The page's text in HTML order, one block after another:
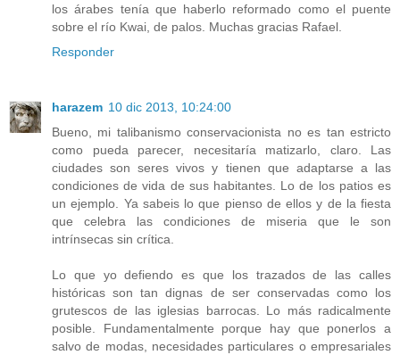
los árabes tenía que haberlo reformado como el puente
sobre el río Kwai, de palos. Muchas gracias Rafael.
Responder
harazem 10 dic 2013, 10:24:00
Bueno, mi talibanismo conservacionista no es tan estricto
como pueda parecer, necesitaría matizarlo, claro. Las
ciudades son seres vivos y tienen que adaptarse a las
condiciones de vida de sus habitantes. Lo de los patios es
un ejemplo. Ya sabeis lo que pienso de ellos y de la fiesta
que celebra las condiciones de miseria que le son
intrínsecas sin crítica.
Lo que yo defiendo es que los trazados de las calles
históricas son tan dignas de ser conservadas como los
grutescos de las iglesias barrocas. Lo más radicalmente
posible. Fundamentalmente porque hay que ponerlos a
salvo de modas, necesidades particulares o empresariales